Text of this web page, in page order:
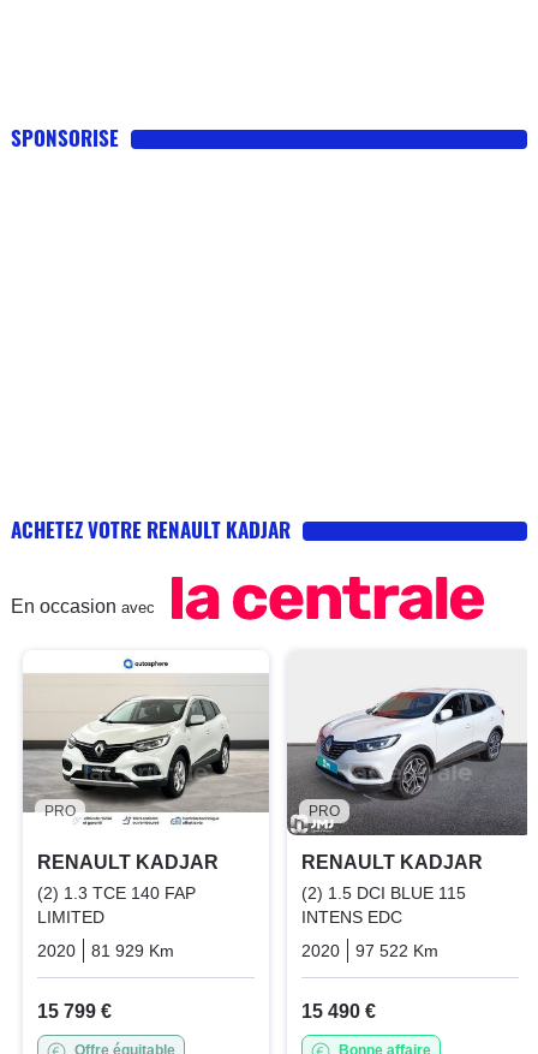
SPONSORISE
ACHETEZ VOTRE RENAULT KADJAR
En occasion avec
PRO
RENAULT KADJAR
(2) 1.3 TCE 140 FAP
LIMITED
2020
81 929 Km Essence
15 799 €
Offre équitable
PRO
RENAULT KADJAR
(2) 1.5 DCI BLUE 115
INTENS EDC
2020
97 522 Km
15 490 €
Bonne affaire